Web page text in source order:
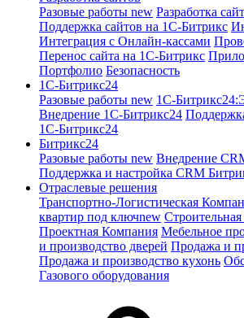
Разовые работы new Разработка
Поддержка сайтов на 1С-Битрикс
Интеграция с Онлайн-кассами
Перенос сайта на 1С-Битрикс
Портфолио Безопасность
1C-Битрикс24
Разовые работы new 1С-
Внедрение 1C-Битрикс24
1С-Битрикс24
Битрикс24
Разовые работы new Внедрение
Поддержка и настройка CRM
Отраслевые решения
Транспортно-Логистическая
квартир под ключnew
Проектная Компания Мебельное
и производство дверей Продажа и
Продажа и производство кухонь
Газового оборудования